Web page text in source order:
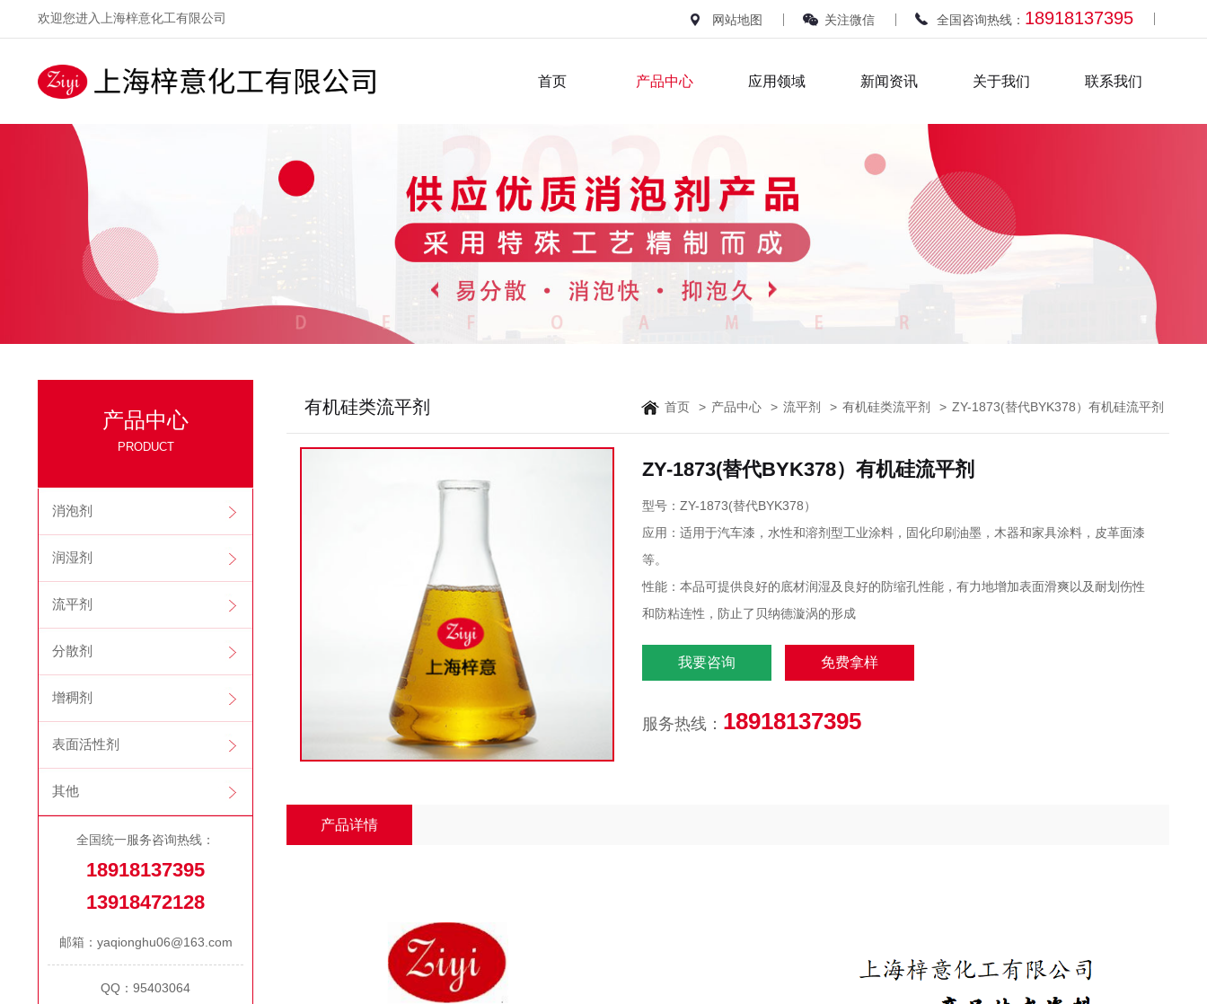
欢迎您进入上海梓意化工有限公司 网站地图 关注微信 全国咨询热线： 18918137395
首页 产品中心 应用领域 新闻资讯 关于我们 联系我们
产品中心
PRODUCT
消泡剂
润湿剂
流平剂
分散剂
增稠剂
表面活性剂
其他
全国统一服务咨询热线：
18918137395
13918472128
邮箱：yaqionghu06@163.com
QQ：95403064
有机硅类流平剂 首页 > 产品中心 > 流平剂 > 有机硅类流平剂 > ZY-1873(替代BYK378）有机硅流平剂
ZY-1873(替代BYK378）有机硅流平剂
型号：ZY-1873(替代BYK378）
应用：适用于汽车漆，水性和溶剂型工业涂料，固化印刷油墨，木器和家具涂料，皮革面漆
等。
性能：本品可提供良好的底材润湿及良好的防缩孔性能，有力地增加表面滑爽以及耐划伤性
和防粘连性，防止了贝纳德漩涡的形成
我要咨询 免费拿样
服务热线： 18918137395
产品详情